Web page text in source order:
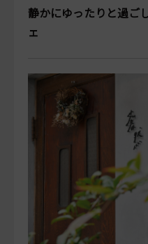
静かにゆったりと過ご
ェ